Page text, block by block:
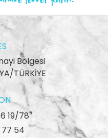
Bölgesi
TÜRKİYE
19/78
54